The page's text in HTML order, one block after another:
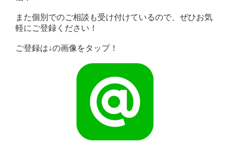
また個別でのご相談も受け付けているので、ぜひお気
軽にご登録ください！
ご登録は↓の画像をタップ！